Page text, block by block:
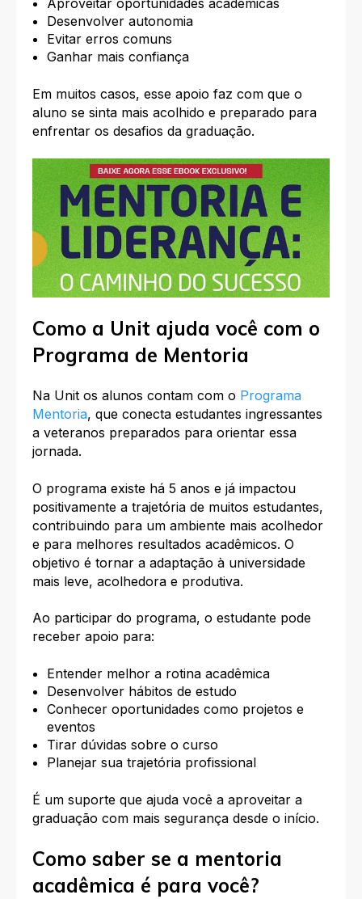
Desenvolver autonomia
Evitar erros comuns
Ganhar mais confiança
Em muitos casos, esse apoio faz com que o
aluno se sinta mais acolhido e preparado para
enfrentar os desafios da graduação.
Como a Unit ajuda você com o
Programa de Mentoria
Na Unit os alunos contam com o Programa
Mentoria, que conecta estudantes ingressantes
a veteranos preparados para orientar essa
jornada.
O programa existe há 5 anos e já impactou
positivamente a trajetória de muitos estudantes,
contribuindo para um ambiente mais acolhedor
e para melhores resultados acadêmicos. O
objetivo é tornar a adaptação à universidade
mais leve, acolhedora e produtiva.
Ao participar do programa, o estudante pode
receber apoio para:
Entender melhor a rotina acadêmica
Desenvolver hábitos de estudo
Conhecer oportunidades como projetos e
eventos
Tirar dúvidas sobre o curso
Planejar sua trajetória profissional
É um suporte que ajuda você a aproveitar a
graduação com mais segurança desde o início.
Como saber se a mentoria
acadêmica é para você?